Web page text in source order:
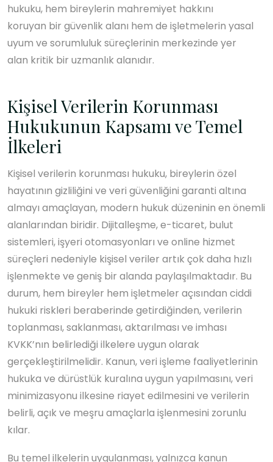
hukuku, hem bireylerin mahremiyet hakkını
koruyan bir güvenlik alanı hem de işletmelerin yasal
uyum ve sorumluluk süreçlerinin merkezinde yer
alan kritik bir uzmanlık alanıdır.
Kişisel Verilerin Korunması
Hukukunun Kapsamı ve Temel
İlkeleri
Kişisel verilerin korunması hukuku, bireylerin özel
hayatının gizliliğini ve veri güvenliğini garanti altına
almayı amaçlayan, modern hukuk düzeninin en önemli
alanlarından biridir. Dijitalleşme, e-ticaret, bulut
sistemleri, işyeri otomasyonları ve online hizmet
süreçleri nedeniyle kişisel veriler artık çok daha hızlı
işlenmekte ve geniş bir alanda paylaşılmaktadır. Bu
durum, hem bireyler hem işletmeler açısından ciddi
hukuki riskleri beraberinde getirdiğinden, verilerin
toplanması, saklanması, aktarılması ve imhası
KVKK’nın belirlediği ilkelere uygun olarak
gerçekleştirilmelidir. Kanun, veri işleme faaliyetlerinin
hukuka ve dürüstlük kuralına uygun yapılmasını, veri
minimizasyonu ilkesine riayet edilmesini ve verilerin
belirli, açık ve meşru amaçlarla işlenmesini zorunlu
kılar.
Bu temel ilkelerin uygulanması, yalnızca kanun